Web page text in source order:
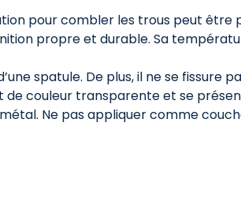
pour combler les trous peut être
propre et durable. Sa
spatule. De plus, il ne se
couleur transparente et se
Ne pas appliquer comme